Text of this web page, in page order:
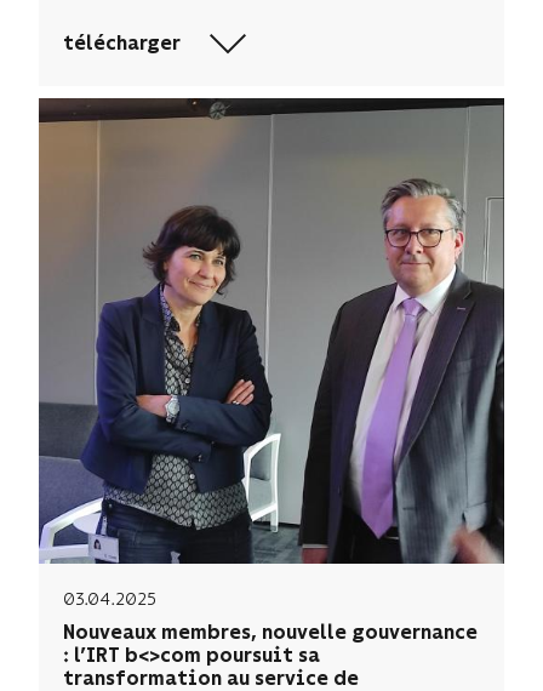
télécharger
03.04.2025
Nouveaux membres, nouvelle gouvernance
: l’IRT b<>com poursuit sa
transformation au service de